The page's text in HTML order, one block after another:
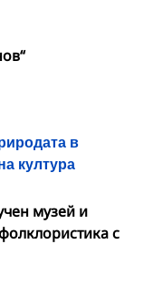
в
култура
музей и
с